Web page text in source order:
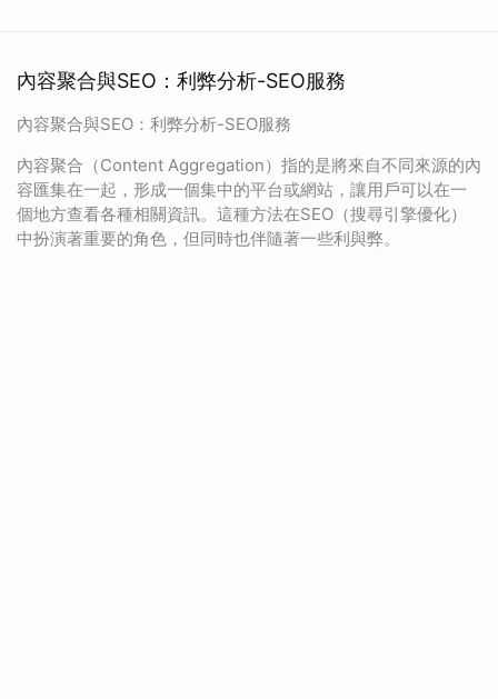
內容聚合與SEO：利弊分析-SEO服務
內容聚合與SEO：利弊分析-SEO服務
內容聚合（Content Aggregation）指的是將來自不同來源的內
容匯集在一起，形成一個集中的平台或網站，讓用戶可以在一
個地方查看各種相關資訊。這種方法在SEO（搜尋引擎優化）
中扮演著重要的角色，但同時也伴隨著一些利與弊。